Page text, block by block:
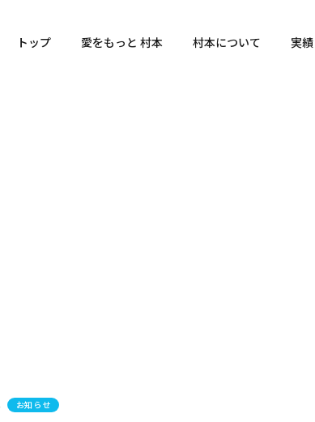
トップ 愛をもっと 村本 村本について 実
お知らせ